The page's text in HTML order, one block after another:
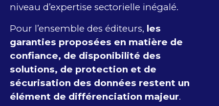
niveau d’expertise sectorielle inégalé.
Pour l’ensemble des éditeurs, les
garanties proposées en matière de
confiance, de disponibilité des
solutions, de protection et de
sécurisation des données restent un
élément de différenciation majeur.